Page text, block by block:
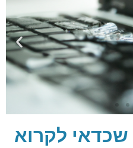
שכדאי לקרוא